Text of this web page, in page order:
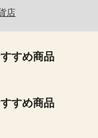
店
すめ商品
すめ商品